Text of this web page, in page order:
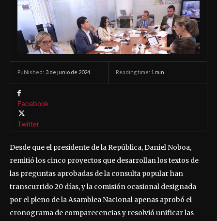
Published: 3 de junio de 2024 Reading time: 1 min.
Facebook
Twitter
Desde que el presidente de la República, Daniel Noboa,
remitió los cinco proyectos que desarrollan los textos de
las preguntas aprobadas de la consulta popular han
transcurrido 20 días, y la comisión ocasional designada
por el pleno de la Asamblea Nacional apenas aprobó el
cronograma de comparecencias y resolvió unificar las